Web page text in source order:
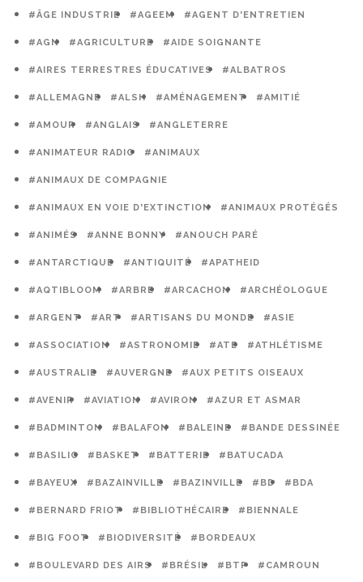
#ÂGE INDUSTRIE #AGEEM #AGENT D'ENTRETIEN
#AGN #AGRICULTURE #AIDE SOIGNANTE
#AIRES TERRESTRES ÉDUCATIVES #ALBATROS
#ALLEMAGNE #ALSH #AMÉNAGEMENT #AMITIÉ
#AMOUR #ANGLAIS #ANGLETERRE
#ANIMATEUR RADIO #ANIMAUX
#ANIMAUX DE COMPAGNIE
#ANIMAUX EN VOIE D'EXTINCTION #ANIMAUX PROTÉGÉS
#ANIMÉS #ANNE BONNY #ANOUCH PARÉ
#ANTARCTIQUE #ANTIQUITÉ #APATHEID
#AQTIBLOOM #ARBRE #ARCACHON #ARCHÉOLOGUE
#ARGENT #ART #ARTISANS DU MONDE #ASIE
#ASSOCIATION #ASTRONOMIE #ATE #ATHLÉTISME
#AUSTRALIE #AUVERGNE #AUX PETITS OISEAUX
#AVENIR #AVIATION #AVIRON #AZUR ET ASMAR
#BADMINTON #BALAFON #BALEINE #BANDE DESSINÉE
#BASILIC #BASKET #BATTERIE #BATUCADA
#BAYEUX #BAZAINVILLE #BAZINVILLE #BD #BDA
#BERNARD FRIOT #BIBLIOTHÉCAIRE #BIENNALE
#BIG FOOT #BIODIVERSITÉ #BORDEAUX
#BOULEVARD DES AIRS #BRÉSIL #BTP #CAMROUN